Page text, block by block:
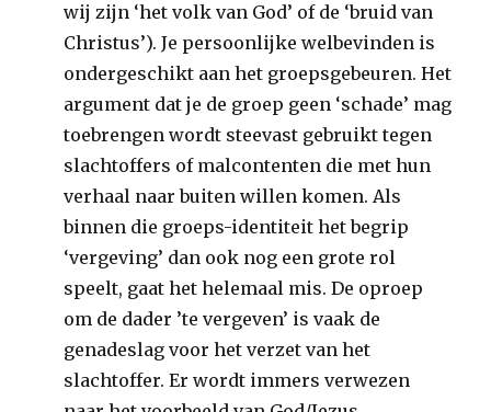
wij zijn ‘het volk van God’ of de ‘bruid van
Christus’). Je persoonlijke welbevinden is
ondergeschikt aan het groepsgebeuren. Het
argument dat je de groep geen ‘schade’ mag
toebrengen wordt steevast gebruikt tegen
slachtoffers of malcontenten die met hun
verhaal naar buiten willen komen. Als
binnen die groeps-identiteit het begrip
‘vergeving’ dan ook nog een grote rol
speelt, gaat het helemaal mis. De oproep
om de dader ’te vergeven’ is vaak de
genadeslag voor het verzet van het
slachtoffer. Er wordt immers verwezen